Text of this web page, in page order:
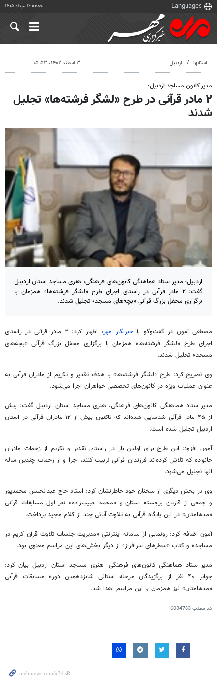
جمعه ۱۶ مرداد ۱۴۰۵
استانها اردبیل ۳ اسفند ۱۴۰۲، ۱۵:۵۳
مدیر کانون مساجد اردبیل:
۲ مادر قرآنی در طرح «لشگر فرشته‌ها» تجلیل
شدند
اردبیل- مدیر ستاد هماهنگی کانون‌های فرهنگی، هنری مساجد استان اردبیل
گفت: ۲ مادر قرآنی در راستای اجرای طرح «لشگر فرشته‌ها» همزمان با
برگزاری محفل بزرگ قرآنی «بچه‌های مسجد» تجلیل شدند.
مصطفی آمون در گفت‌وگو باخبرنگار مهر
، اظهار کرد: ۲ مادر قرآنی در راستای
اجرای طرح «لشگر فرشته‌ها» همزمان با برگزاری محفل بزرگ قرآنی «بچه‌های
مسجد» تجلیل شدند.
وی تصریح کرد: طرح «لشگر فرشته‌ها» با هدف تقدیر و تکریم از مادران قرآنی به
عنوان عملیات ویژه در کانون‌های تخصصی خواهران اجرا می‌شود.
مدیر ستاد هماهنگی کانون‌های فرهنگی، هنری مساجد استان اردبیل گفت: بیش
از ۴۵ مادر قرآنی شناسایی شده‌اند که تاکنون بیش از ۱۲ مادران قرآنی در استان
اردبیل تجلیل شده است.
آمون افزود: این طرح برای اولین بار در راستای تقدیر و تکریم از زحمات مادران
خانواده که تلاش کرده‌اند فرزندان قرآنی تربیت کنند، اجرا و از زحمات چندین ساله
آنها تجلیل می‌شود.
وی در بخش دیگری از سخنان خود خاطرنشان کرد: استاد حاج عبدالحسن محمدپور
و جمعی از قاریان برجسته استان و «محمد حبیب‌زاده» نفر اول مسابقات قرآنی
«مدهامتان» در این پایگاه قرآنی به تلاوت آیاتی چند از کلام مجید پرداخت.
آمون اضافه کرد: رونمایی از سامانه اینترنتی «مدیریت جلسات تلاوت قرآن کریم در
مساجد» و کتاب «سطرهای سرافراز» از دیگر بخش‌های این مراسم معنوی بود.
مدیر ستاد هماهنگی کانون‌های فرهنگی، هنری مساجد استان اردبیل بیان کرد:
جوایز ۴۰ نفر از برگزیدگان مرحله استانی شانزدهمین دوره مسابقات قرآنی
«مدهامتان» نیز همزمان با این مراسم اهدا شد.
کد مطلب6034783